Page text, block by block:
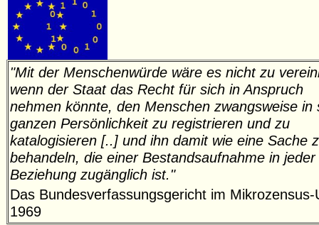
"Mit der Menschenwürde wäre es nicht zu
wenn der Staat das Recht für sich in Anspruch
nehmen könnte, den Menschen zwangsweise in
ganzen Persönlichkeit zu registrieren und zu
katalogisieren [..] und ihn damit wie eine Sache
behandeln, die einer Bestandsaufnahme in jeder
Beziehung zugänglich ist."
Das Bundesverfassungsgericht im Mikrozensus-
1969